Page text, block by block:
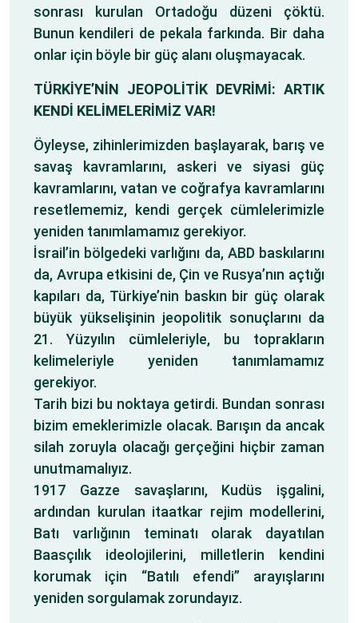
sonrası kurulan Ortadoğu düzeni çöktü.
Bunun kendileri de pekala farkında. Bir daha
onlar için böyle bir güç alanı oluşmayacak.
TÜRKİYE’NİN JEOPOLİTİK DEVRİMİ: ARTIK
KENDİ KELİMELERİMİZ VAR!
Öyleyse, zihinlerimizden başlayarak, barış ve
savaş kavramlarını, askeri ve siyasi güç
kavramlarını, vatan ve coğrafya kavramlarını
resetlememiz, kendi gerçek cümlelerimizle
yeniden tanımlamamız gerekiyor.
İsrail’in bölgedeki varlığını da, ABD baskılarını
da, Avrupa etkisini de, Çin ve Rusya’nın açtığı
kapıları da, Türkiye’nin baskın bir güç olarak
büyük yükselişinin jeopolitik sonuçlarını da
21. Yüzyılın cümleleriyle, bu toprakların
kelimeleriyle yeniden tanımlamamız
gerekiyor.
Tarih bizi bu noktaya getirdi. Bundan sonrası
bizim emeklerimizle olacak. Barışın da ancak
silah zoruyla olacağı gerçeğini hiçbir zaman
unutmamalıyız.
1917 Gazze savaşlarını, Kudüs işgalini,
ardından kurulan itaatkar rejim modellerini,
Batı varlığının teminatı olarak dayatılan
Baasçılık ideolojilerini, milletlerin kendini
korumak için “Batılı efendi” arayışlarını
yeniden sorgulamak zorundayız.